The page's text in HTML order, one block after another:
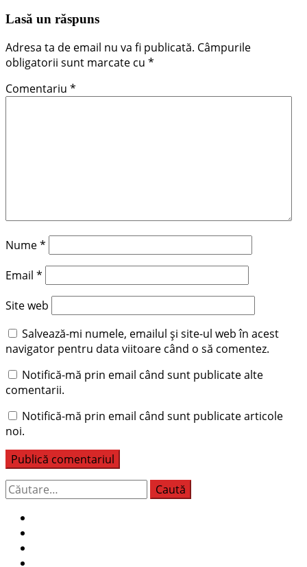
Lasă un răspuns
Adresa ta de email nu va fi publicată. Câmpurile
obligatorii sunt marcate cu *
Comentariu *
Nume*
Email *
Site web
Salvează-mi numele, emailul și site-ul web în acest
navigator pentru data viitoare când o să comentez.
Notifică-mă prin email când sunt publicate alte
comentarii.
Notifică-mă prin email când sunt publicate articole
noi.
Caută
după: